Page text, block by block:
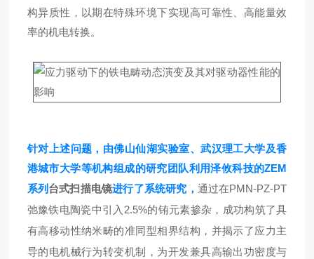
构异质性，以期在特殊环境下实现高可靠性、高能量效
率的机电转换。
针对上述问题，由佛山仙湖实验室、武汉理工大学及香
港城市大学等机构组成的研究团队利用泽攸科技的ZEM
系列 台式扫描电镜进行了系统研究， 通过在PMN-PZ-PT
弛豫铁电陶瓷中引入2.5%的铕元素掺杂，成功构筑了具
有高移动性纳米畴的准同型相界结构，并揭示了应力主
导的电机械行为转变机制，为开发兼具高输出功密度与